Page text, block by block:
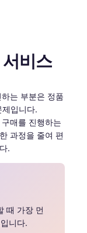
비스
는 부분은 정품
입니다.
매를 진행하는
과정을 줄여 편
.
때 가장 먼
니다.